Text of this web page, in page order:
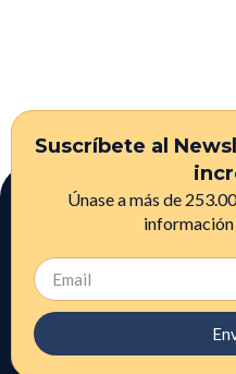
Suscríbete al
Únase a más de